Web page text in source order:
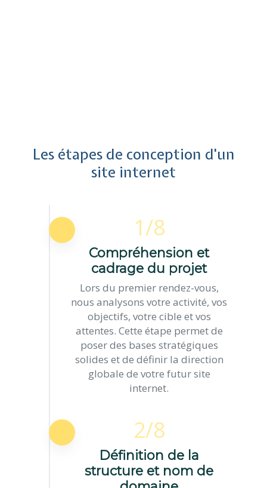
Les étapes de conception d'un
site internet
1/8
Compréhension et
cadrage du projet
Lors du premier rendez-vous,
nous analysons votre activité, vos
objectifs, votre cible et vos
attentes. Cette étape permet de
poser des bases stratégiques
solides et de définir la direction
globale de votre futur site
internet.
2/8
Définition de la
structure et nom de